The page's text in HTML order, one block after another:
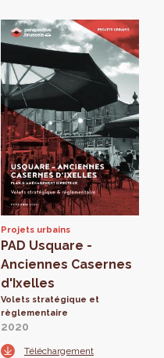
Projets urbains
PAD Usquare -
Anciennes Casernes
d'Ixelles
Volets stratégique et
règlementaire
2020
Téléchargement